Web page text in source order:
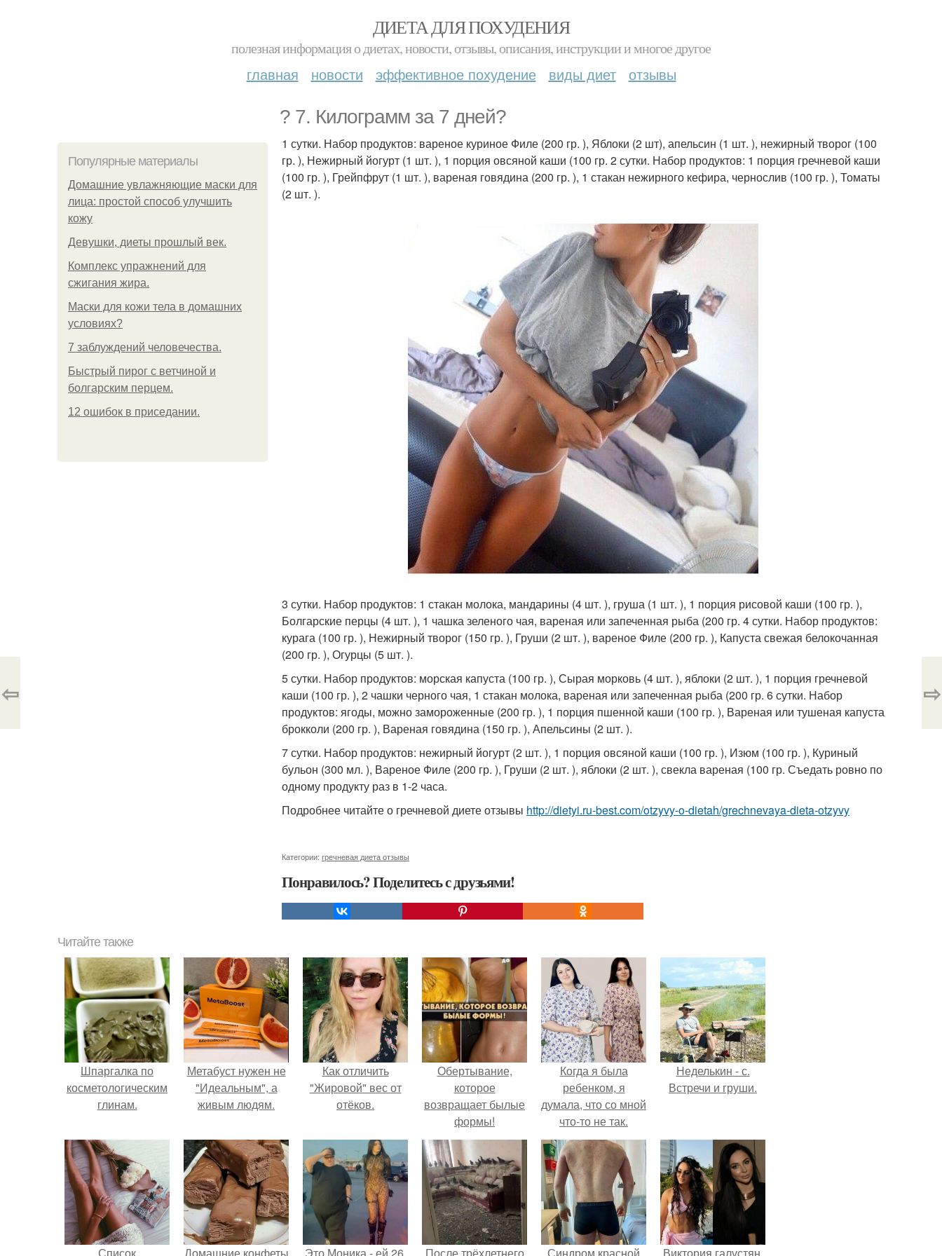
ДИЕТА ДЛЯ ПОХУДЕНИЯ
полезная информация о диетах, новости, отзывы, описания, инструкции и многое другое
главная новости эффективное похудение виды диет отзывы
? 7. Килограмм за 7 дней?
Популярные материалы
Домашние увлажняющие маски для
лица: простой способ улучшить
кожу
Девушки, диеты прошлый век.
Комплекс упражнений для
сжигания жира.
Маски для кожи тела в домашних
условиях?
7 заблуждений человечества.
Быстрый пирог с ветчиной и
болгарским перцем.
12 ошибок в приседании.
1 сутки. Набор продуктов: вареное куриное Филе (200 гр. ), Яблоки (2 шт), апельсин (1 шт. ), нежирный творог (100
гр. ), Нежирный йогурт (1 шт. ), 1 порция овсяной каши (100 гр. 2 сутки. Набор продуктов: 1 порция гречневой каши
(100 гр. ), Грейпфрут (1 шт. ), вареная говядина (200 гр. ), 1 стакан нежирного кефира, чернослив (100 гр. ), Томаты
(2 шт. ).
3 сутки. Набор продуктов: 1 стакан молока, мандарины (4 шт. ), груша (1 шт. ), 1 порция рисовой каши (100 гр. ),
Болгарские перцы (4 шт. ), 1 чашка зеленого чая, вареная или запеченная рыба (200 гр. 4 сутки. Набор продуктов:
курага (100 гр. ), Нежирный творог (150 гр. ), Груши (2 шт. ), вареное Филе (200 гр. ), Капуста свежая белокочанная
(200 гр. ), Огурцы (5 шт. ).
5 сутки. Набор продуктов: морская капуста (100 гр. ), Сырая морковь (4 шт. ), яблоки (2 шт. ), 1 порция гречневой
каши (100 гр. ), 2 чашки черного чая, 1 стакан молока, вареная или запеченная рыба (200 гр. 6 сутки. Набор
продуктов: ягоды, можно замороженные (200 гр. ), 1 порция пшенной каши (100 гр. ), Вареная или тушеная капуста
брокколи (200 гр. ), Вареная говядина (150 гр. ), Апельсины (2 шт. ).
7 сутки. Набор продуктов: нежирный йогурт (2 шт. ), 1 порция овсяной каши (100 гр. ), Изюм (100 гр. ), Куриный
бульон (300 мл. ), Вареное Филе (200 гр. ), Груши (2 шт. ), яблоки (2 шт. ), свекла вареная (100 гр. Съедать ровно по
одному продукту раз в 1-2 часа.
Подробнее читайте о гречневой диете отзывы http://dietyi.ru-best.com/otzyvy-o-dietah/grechnevaya-dieta-otzyvy
Категории: гречневая диета отзывы
Понравилось? Поделитесь с друзьями!
⇦ ⇨
Читайте также
Шпаргалка по
косметологическим
глинам.
Метабуст нужен не
"Идеальным", а
живым людям.
Как отличить
"Жировой" вес от
отёков.
Обертывание,
которое
возвращает былые
формы!
Когда я была
ребенком, я
думала, что со мной
что-то не так.
Неделькин - с.
Встречи и груши.